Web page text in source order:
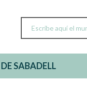
SABADELL